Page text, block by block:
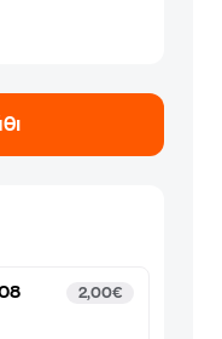
2,00€